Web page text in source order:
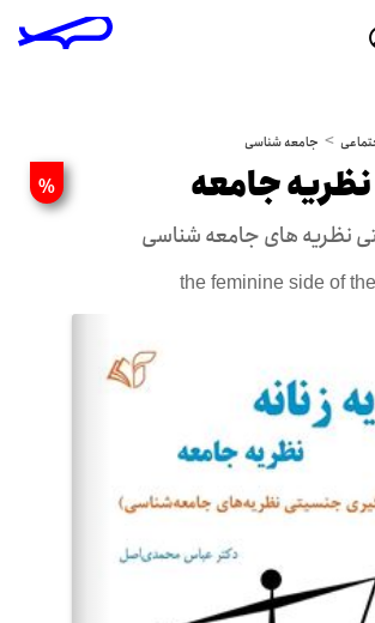
جامعه شناسی
% نظریه جامعه
نظریه های جامعه شناسی
the feminine side of